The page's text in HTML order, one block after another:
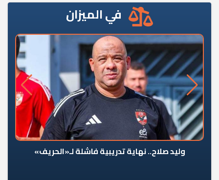
في الميزان
وليد صلاح.. نهاية تدريبية فاشلة لـ«الحريف»